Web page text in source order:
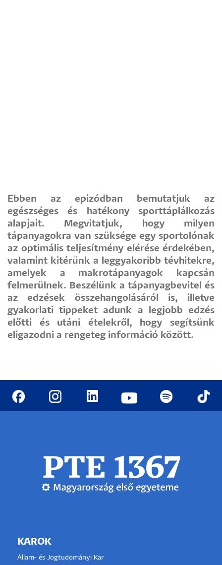
Ebben az epizódban bemutatjuk az
egészséges és hatékony sporttáplálkozás
alapjait. Megvitatjuk, hogy milyen
tápanyagokra van szüksége egy sportolónak
az optimális teljesítmény elérése érdekében,
valamint kitérünk a leggyakoribb tévhitekre,
amelyek a makrotápanyagok kapcsán
felmerülnek. Beszélünk a tápanyagbevitel és
az edzések összehangolásáról is, illetve
gyakorlati tippeket adunk a legjobb edzés
előtti és utáni ételekről, hogy segítsünk
eligazodni a rengeteg információ között.
KAROK
Állam- és Jogtudományi Kar